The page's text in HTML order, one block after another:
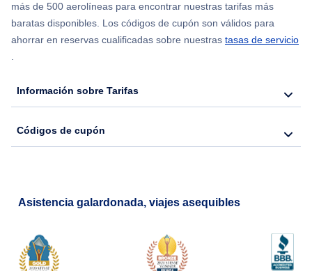
más de 500 aerolíneas para encontrar nuestras tarifas más
baratas disponibles. Los códigos de cupón son válidos para
ahorrar en reservas cualificadas sobre nuestras tasas de servicio
.
Información sobre Tarifas
Códigos de cupón
Asistencia galardonada, viajes asequibles